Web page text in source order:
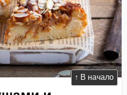
↑ В начало